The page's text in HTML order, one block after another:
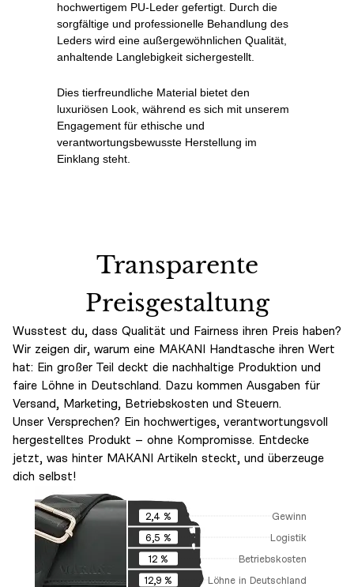
hochwertigem PU-Leder gefertigt. Durch die
sorgfältige und professionelle Behandlung des
Leders wird eine außergewöhnlichen Qualität,
anhaltende Langlebigkeit sichergestellt.
Dies tierfreundliche Material bietet den
luxuriösen Look, während es sich mit unserem
Engagement für ethische und
verantwortungsbewusste Herstellung im
Einklang steht.
Transparente
Preisgestaltung
Wusstest du, dass Qualität und Fairness ihren Preis haben?
Wir zeigen dir, warum eine MAKANI Handtasche ihren Wert
hat: Ein großer Teil deckt die nachhaltige Produktion und
faire Löhne in Deutschland. Dazu kommen Ausgaben für
Versand, Marketing, Betriebskosten und Steuern.
Unser Versprechen? Ein hochwertiges, verantwortungsvoll
hergestelltes Produkt – ohne Kompromisse. Entdecke
jetzt, was hinter MAKANI Artikeln steckt, und überzeuge
dich selbst!
2,4 %
Gewinn
6,5 %
Logistik
12 %
Betriebskosten
12,9 %
Löhne in Deutschland